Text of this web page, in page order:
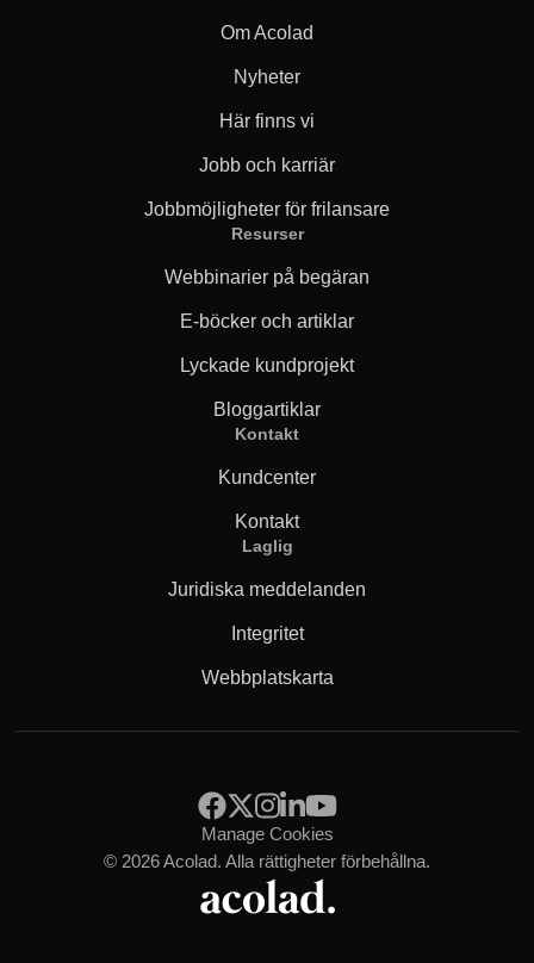
Om Acolad
Nyheter
Här finns vi
Jobb och karriär
Jobbmöjligheter för frilansare
Resurser
Webbinarier på begäran
E-böcker och artiklar
Lyckade kundprojekt
Bloggartiklar
Kontakt
Kundcenter
Kontakt
Laglig
Juridiska meddelanden
Integritet
Webbplatskarta
© 2026 Acolad. Alla rättigheter förbehållna.
Manage Cookies